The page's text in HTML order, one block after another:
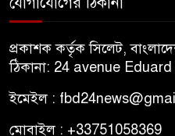
প্রকাশক কর্তৃক সিলেট,
ঠিকানা: 24 avenue
ইমেইল :
মোবাইল : +33751058369